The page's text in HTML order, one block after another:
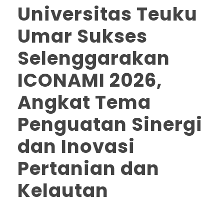
Universitas Teuku
Umar Sukses
Selenggarakan
ICONAMI 2026,
Angkat Tema
Penguatan Sinergi
dan Inovasi
Pertanian dan
Kelautan